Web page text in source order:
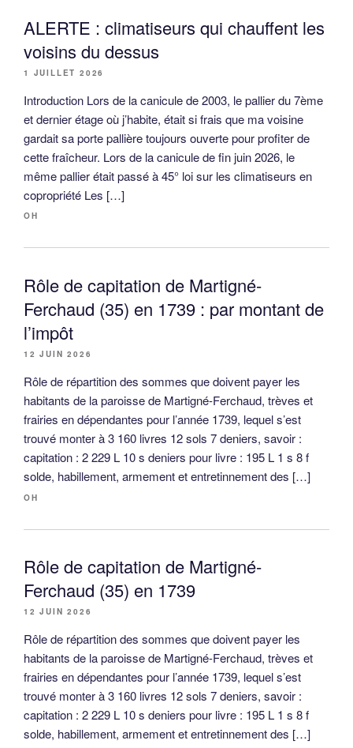
ALERTE : climatiseurs qui chauffent les
voisins du dessus
1 JUILLET 2026
Introduction Lors de la canicule de 2003, le pallier du 7ème
et dernier étage où j’habite, était si frais que ma voisine
gardait sa porte pallière toujours ouverte pour profiter de
cette fraîcheur. Lors de la canicule de fin juin 2026, le
même pallier était passé à 45° loi sur les climatiseurs en
copropriété Les […]
OH
Rôle de capitation de Martigné-
Ferchaud (35) en 1739 : par montant de
l’impôt
12 JUIN 2026
Rôle de répartition des sommes que doivent payer les
habitants de la paroisse de Martigné-Ferchaud, trèves et
frairies en dépendantes pour l’année 1739, lequel s’est
trouvé monter à 3 160 livres 12 sols 7 deniers, savoir :
capitation : 2 229 L 10 s deniers pour livre : 195 L 1 s 8 f
solde, habillement, armement et entretinnement des […]
OH
Rôle de capitation de Martigné-
Ferchaud (35) en 1739
12 JUIN 2026
Rôle de répartition des sommes que doivent payer les
habitants de la paroisse de Martigné-Ferchaud, trèves et
frairies en dépendantes pour l’année 1739, lequel s’est
trouvé monter à 3 160 livres 12 sols 7 deniers, savoir :
capitation : 2 229 L 10 s deniers pour livre : 195 L 1 s 8 f
solde, habillement, armement et entretinnement des […]